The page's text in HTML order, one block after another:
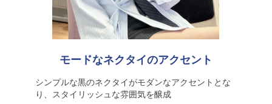
モードなネクタイのアクセント
シンプルな黒のネクタイがモダンなアクセントとな
り、スタイリッシュな雰囲気を醸成